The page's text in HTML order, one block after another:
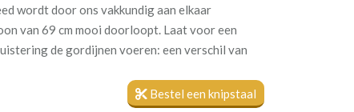
wordt door ons vakkundig aan elkaar
van 69 cm mooi doorloopt. Laat voor een
de gordijnen voeren: een verschil van
Bestel een knipstaal